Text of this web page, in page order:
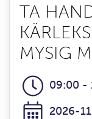
TA
MYSIG
09:00 -
2026-